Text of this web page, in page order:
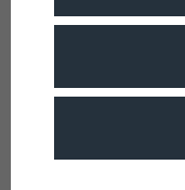
Parameter